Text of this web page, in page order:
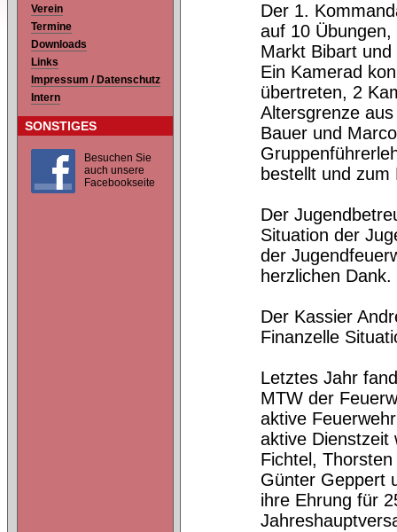
Verein
Termine
Downloads
Links
Impressum / Datenschutz
Intern
SONSTIGES
Besuchen Sie
auch unsere
Facebookseite
Der 1.
auf 10
Markt Bibart
Ein Kamerad
übertreten, 2
Altersgrenze
Bauer und
bestellt und
Der
Situation der
der
herzlichen Dank.
Der Kassier
Finanzelle
Letztes Jahr
MTW der
aktive
aktive Dienstzeit
Fichtel,
Günter Geppert
ihre Ehrung für